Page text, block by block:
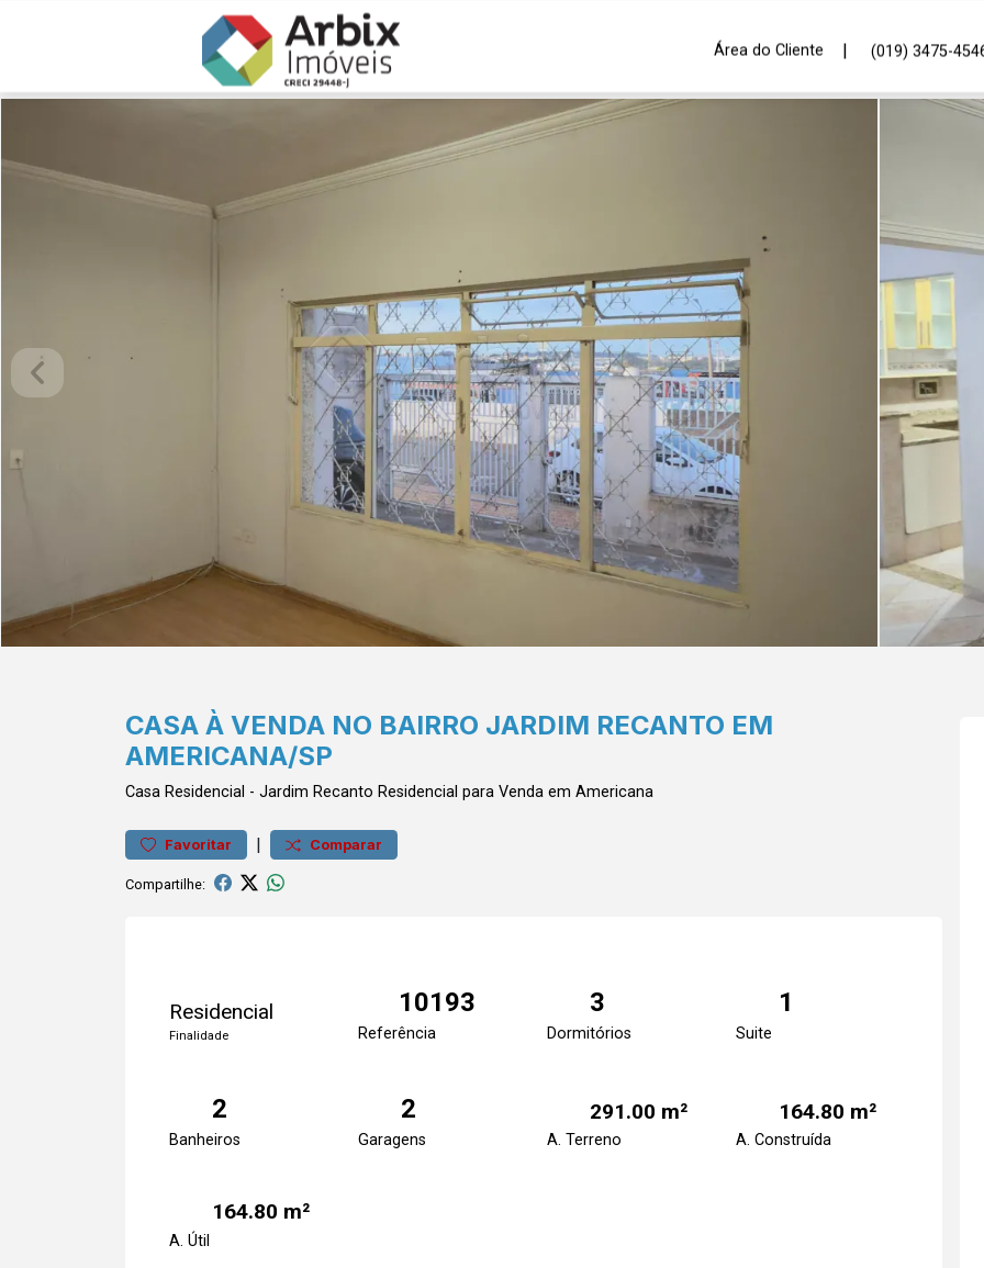
Área do Cliente | (019) 3475-
CASA À VENDA NO BAIRRO JARDIM RECANTO EM
AMERICANA/SP
Casa Residencial - Jardim Recanto Residencial para Venda em Americana
Favoritar | Comparar
Compartilhe:
Residencial
Finalidade
10193
Referência
3
Dormitórios
1
Suite
2
Banheiros
2
Garagens
291.00 m²
A. Terreno
164.80 m²
A. Construída
164.80 m²
A. Útil